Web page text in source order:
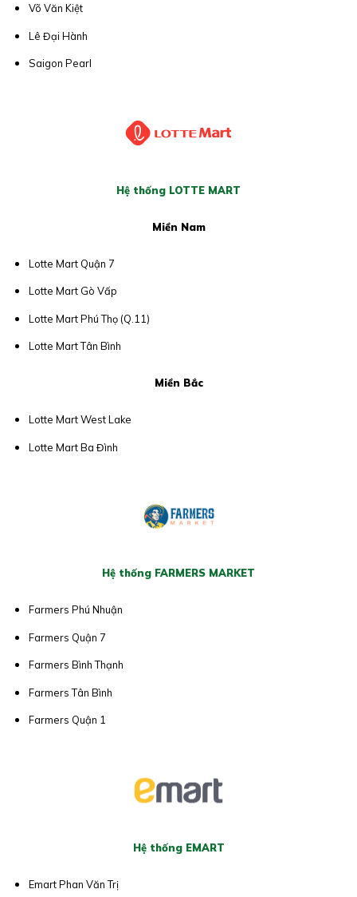
Võ Văn Kiệt
Lê Đại Hành
Saigon Pearl
Hệ thống LOTTE MART
Miền Nam
Lotte Mart Quận 7
Lotte Mart Gò Vấp
Lotte Mart Phú Thọ (Q.11)
Lotte Mart Tân Bình
Miền Bắc
Lotte Mart West Lake
Lotte Mart Ba Đình
Hệ thống FARMERS MARKET
Farmers Phú Nhuận
Farmers Quận 7
Farmers Bình Thạnh
Farmers Tân Bình
Farmers Quận 1
Hệ thống EMART
Emart Phan Văn Trị